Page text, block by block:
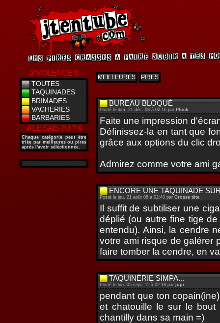
/// VIOLENCE \\\
TOUTES
TAQUINADES
BRIMADES
VACHERIES
BARBARIES
/// LE SAIS TU ? \\\
Chaque catégorie peut être
triée par meilleures ou pires
après l'avoir séléctionnée.
MEILLEURES PIRES
BUREAU BLOQUÉ
Posté le dim. 21 déc. 08 à 02:16 par Pluck
Faite une impression
Définissez-la en tant que
grâce aux options du clic
Admirez comme votre ami
ENCORE UNE TAQUINADE
Posté le jeu. 21 août 08 à 02:40 par Grosse tête
Il suffit de subtiliser une
déplié (ou autre fine tige
entendu). Ainsi, la cendre
votre ami risque de galérer
faire tomber la cendre, en
TAQUINERIE SIMPA...
Posté le lun. 05 sept. 11 à 02:18 par juju
pendant que ton
et chatouille le sur le
chantilly dans sa main =)